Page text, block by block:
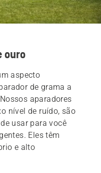
ouro
aspecto
de grama a
aparadores
nível de ruído, são
usar para você
Eles têm
e alto